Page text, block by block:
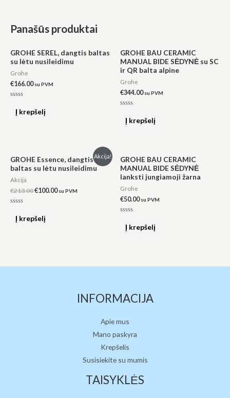
Panašūs produktai
GROHE SEREL, dangtis baltas
su lėtu nusileidimu
Grohe
€166.00 su PVM
Į krepšelį
GROHE BAU CERAMIC
MANUAL BIDE SĖDYNĖ su SC
ir QR balta alpine
Grohe
€344.00 su PVM
Į krepšelį
Akcija!
GROHE Essence, dangtis
baltas su lėtu nusileidimu
Akcija
€213.00
price
was:
€100.00
price
is:
su PVM
Į krepšelį
GROHE BAU CERAMIC
MANUAL BIDE SĖDYNĖ
lanksti jungiamoji žarna
Grohe
€50.00 su PVM
Į krepšelį
INFORMACIJA
Apie mus
Mano paskyra
Krepšelis
Susisiekite su mumis
TAISYKLĖS